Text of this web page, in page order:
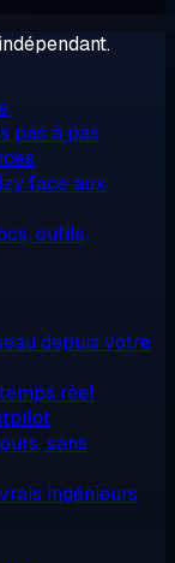
pas à pas
face aux
outils,
depuis votre
réel
sans
ingénieurs